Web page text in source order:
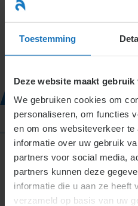
Toestemming
Deze website maakt gebruik
We gebruiken cookies om
personaliseren, om functies
en om ons websiteverkeer
informatie over uw gebruik
partners voor social media,
partners kunnen deze
informatie die u aan ze heeft
verzameld op basis van uw
naar
inhoud